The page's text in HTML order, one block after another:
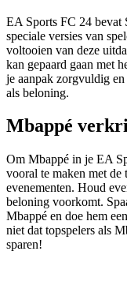
EA Sports FC 24 bevat
speciale versies van
voltooien van deze
kan gepaard gaan met
je aanpak zorgvuldig
als beloning.
Mbappé
Om Mbappé in je EA
vooral te maken met de
evenementen. Houd
beloning voorkomt.
Mbappé en doe hem
niet dat topspelers als
sparen!